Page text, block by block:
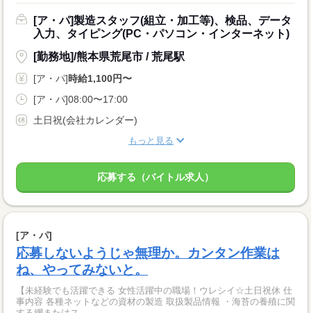
[ア・パ]製造スタッフ(組立・加工等)、検品、データ
入力、タイピング(PC・パソコン・インターネット)
[勤務地]/熊本県荒尾市 / 荒尾駅
[ア・パ]時給1,100円〜
[ア・パ]08:00〜17:00
土日祝(会社カレンダー)
もっと見る
応募する（バイトル求人）
[ア・パ]
応募しないようじゃ無理か。カンタン作業は
ね、やってみないと。
【未経験でも活躍できる 女性活躍中の職場！ウレシイ☆土日祝休 仕
事内容 各種ネットなどの資材の製造 取扱製品情報 ・海苔の養殖に関